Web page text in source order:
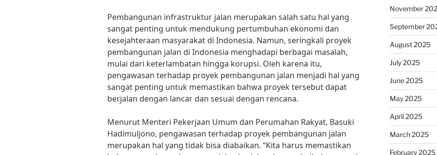
Pembangunan infrastruktur jalan merupakan salah satu hal yang
sangat penting untuk mendukung pertumbuhan ekonomi dan
kesejahteraan masyarakat di Indonesia. Namun, seringkali proyek
pembangunan jalan di Indonesia menghadapi berbagai masalah,
mulai dari keterlambatan hingga korupsi. Oleh karena itu,
pengawasan terhadap proyek pembangunan jalan menjadi hal yang
sangat penting untuk memastikan bahwa proyek tersebut dapat
berjalan dengan lancar dan sesuai dengan rencana.
Menurut Menteri Pekerjaan Umum dan Perumahan Rakyat, Basuki
Hadimuljono, pengawasan terhadap proyek pembangunan jalan
merupakan hal yang tidak bisa diabaikan. “Kita harus memastikan
November
September
August 2025
July 2025
June 2025
May 2025
April 2025
March 2025
February 2025